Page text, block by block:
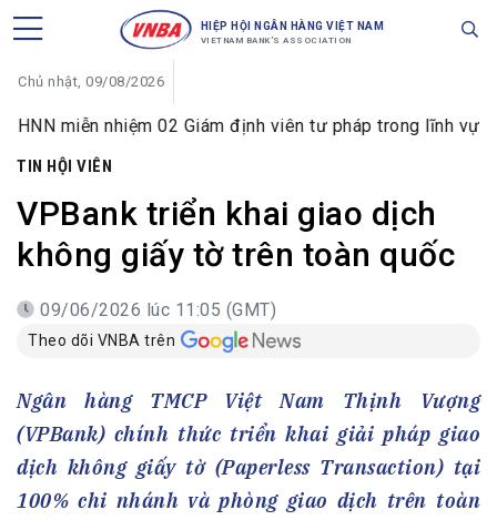
HIỆP HỘI NGÂN HÀNG VIỆT NAM
VIETNAM BANK'S ASSOCIATION
Chủ nhật, 09/08/2026
nhiệm 02 Giám định viên tư pháp trong lĩnh vực tiền tệ và
TIN HỘI VIÊN
VPBank triển khai giao dịch
không giấy tờ trên toàn quốc
09/06/2026 lúc 11:05 (GMT)
Theo dõi VNBA trên
Ngân hàng TMCP Việt Nam Thịnh Vượng
(VPBank) chính thức triển khai giải pháp giao
dịch không giấy tờ (Paperless Transaction) tại
100% chi nhánh và phòng giao dịch trên toàn